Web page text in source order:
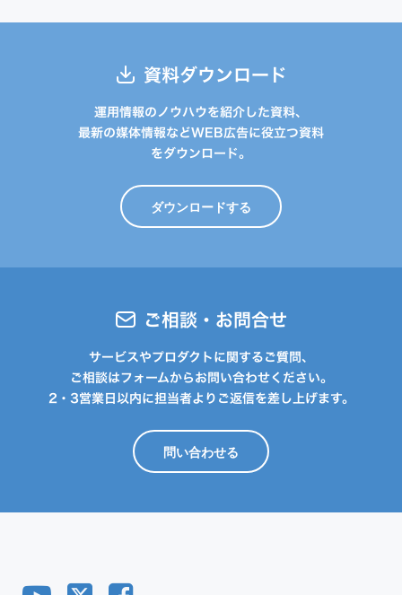
資料ダウンロード
運用情報のノウハウを紹介した資料、
最新の媒体情報などWEB広告に役立つ資料
をダウンロード。
ダウンロードする
ご相談・お問合せ
サービスやプロダクトに関するご質問、
ご相談はフォームからお問い合わせください。
2・3営業日以内に担当者よりご返信を差し上げます。
問い合わせる